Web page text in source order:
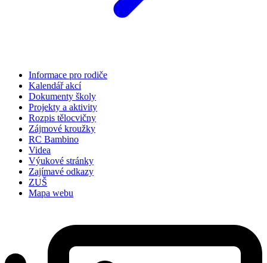
Informace pro rodiče
Kalendář akcí
Dokumenty školy
Projekty a aktivity
Rozpis tělocvičny
Zájmové kroužky
RC Bambino
Videa
Výukové stránky
Zajímavé odkazy
ZUŠ
Mapa webu